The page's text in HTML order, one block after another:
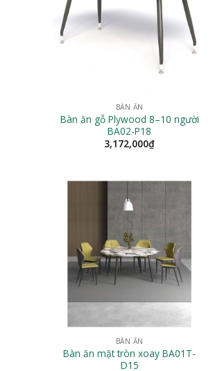
BÀN ĂN
Bàn ăn gỗ Plywood 8–10 người
BA02-P18
3,172,000₫
BÀN ĂN
Bàn ăn mặt tròn xoay BA01T-
D15